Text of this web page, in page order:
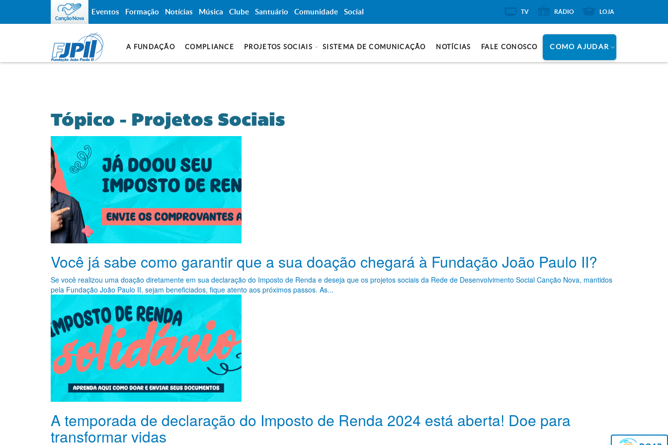
A FUNDAÇÃO COMPLIANCE PROJETOS SOCIAIS SISTEMA DE COMUNICAÇÃO NOTÍCIAS FALE CONOSCO COMO AJUDAR
Tópico - Projetos Sociais
Você já sabe como garantir que a sua doação chegará à Fundação João Paulo II?
Se você realizou uma doação diretamente em sua declaração do Imposto de Renda e deseja que os projetos sociais da Rede de Desenvolvimento Social Canção Nova, mantidos
pela Fundação João Paulo II, sejam beneficiados, fique atento aos próximos passos. As...
A temporada de declaração do Imposto de Renda 2024 está aberta! Doe para
transformar vidas
Eventos Formação Notícias Música Clube Santuário Comunidade Social TV RÁDIO LOJA